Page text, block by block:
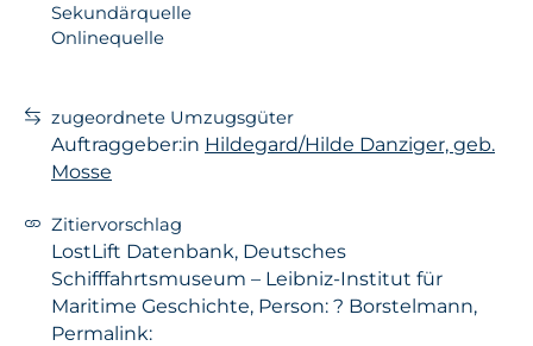
Sekundärquelle
Onlinequelle
zugeordnete Umzugsgüter
Auftraggeber:in Hildegard/Hilde Danziger, geb.
Mosse
Zitiervorschlag
LostLift Datenbank, Deutsches
Schifffahrtsmuseum – Leibniz-Institut für
Maritime Geschichte, Person: ? Borstelmann,
Permalink: